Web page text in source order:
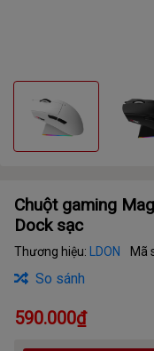
Chuột gaming
Dock sạc
Thương hiệu: LDON Mã
So sánh
590.000₫